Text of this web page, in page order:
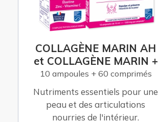
COLLAGÈNE MARIN AH
et COLLAGÈNE MARIN +
10 ampoules + 60 comprimés
Nutriments essentiels pour une
peau et des articulations
nourries de l'intérieur.